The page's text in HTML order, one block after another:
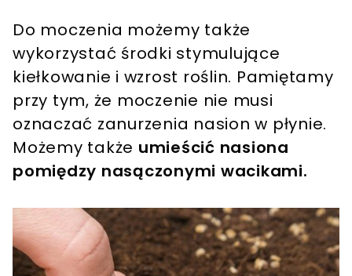
Do moczenia możemy także
wykorzystać środki stymulujące
kiełkowanie i wzrost roślin. Pamiętamy
przy tym, że moczenie nie musi
oznaczać zanurzenia nasion w płynie.
Możemy także umieścić nasiona
pomiędzy nasączonymi wacikami.